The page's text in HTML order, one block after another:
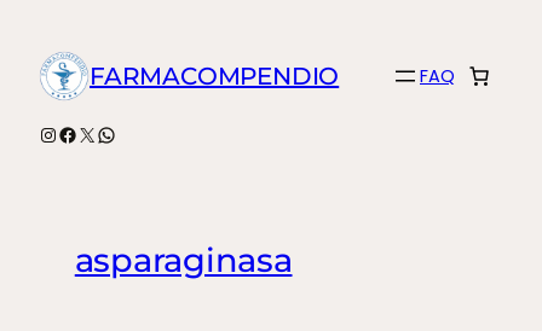
contenidoFARMACOMPENDIO FAQ
Instagram
Facebook
X WhatsApp
asparaginasa